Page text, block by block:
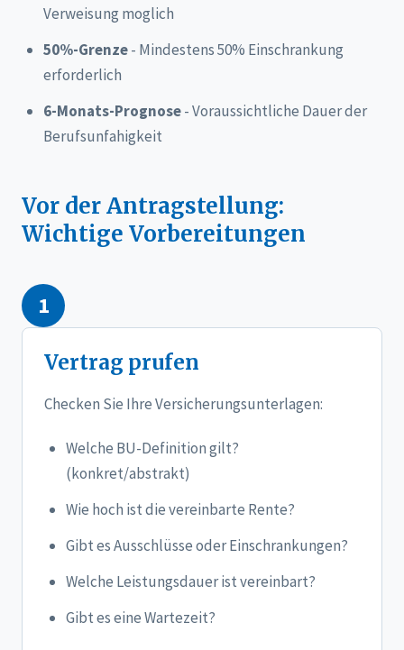
Verweisung moglich
50%-Grenze- Mindestens 50% Einschrankung
erforderlich
6-Monats-Prognose- Voraussichtliche Dauer der
Berufsunfahigkeit
Vor der Antragstellung:
Wichtige Vorbereitungen
1
Vertrag prufen
Checken Sie Ihre Versicherungsunterlagen:
Welche BU-Definition gilt?
(konkret/abstrakt)
Wie hoch ist die vereinbarte Rente?
Gibt es Ausschlüsse oder Einschrankungen?
Welche Leistungsdauer ist vereinbart?
Gibt es eine Wartezeit?